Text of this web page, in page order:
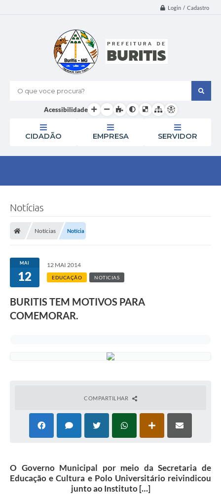
Login / Cadastro
O que voce procura?
Acessibilidade
CIDADÃO EMPRESA SERVIDOR
Notícias
Notícias Notícia
MAI
12
12 MAI 2014
EDUCAÇÃO NOTICIAS
BURITIS TEM MOTIVOS PARA
COMEMORAR.
COMPARTILHAR
O Governo Municipal por meio da Secretaria de
Educação e Cultura e Polo Universitário reivindicou
junto ao Instituto […]